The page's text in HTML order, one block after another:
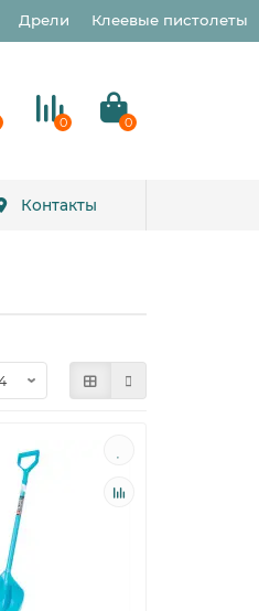
Дрели Клеевые пистолеты
0 0
Контакты